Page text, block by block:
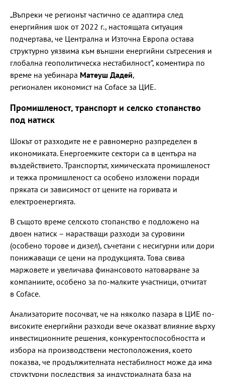
„Въпреки че регионът частично се адаптира след
енергийния шок от 2022 г., настоящата ситуация
подчертава, че Централна и Източна Европа остава
структурно уязвима към външни енергийни сътресения и
глобална геополитическа нестабилност”, коментира по
време на уебинара Матеуш Дадей,
регионален икономист на Coface за ЦИЕ.
Промишленост, транспорт и селско стопанство
под натиск
Шокът от разходите не е равномерно разпределен в
икономиката. Енергоемките сектори са в центъра на
въздействието. Транспортът, химическата промишленост
и тежка промишленост са особено изложени поради
пряката си зависимост от цените на горивата и
електроенергията.
В същото време селското стопанство е подложено на
двоен натиск – нарастващи разходи за суровини
(особено торове и дизел), съчетани с несигурни или дори
понижаващи се цени на продукцията. Това свива
маржовете и увеличава финансовото натоварване за
компаниите, особено за по-малките участници, отчитат
в Coface.
Анализаторите посочват, че на няколко пазара в ЦИЕ по-
високите енергийни разходи вече оказват влияние върху
инвестиционните решения, конкурентоспособността и
избора на производствени местоположения, което
показва, че продължителната нестабилност може да има
структурни последствия за индустриалната база на